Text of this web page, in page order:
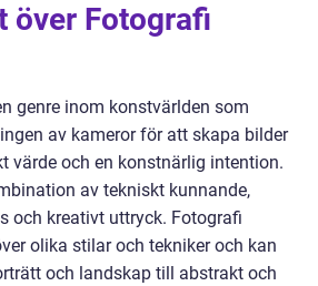
över Fotografi
genre inom konstvärlden som
av kameror för att skapa bilder
värde och en konstnärlig intention.
av tekniskt kunnande,
och kreativt uttryck. Fotografi
olika stilar och tekniker och kan
och landskap till abstrakt och